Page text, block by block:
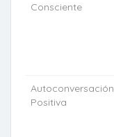
Consciente
Autoconversación
Positiva